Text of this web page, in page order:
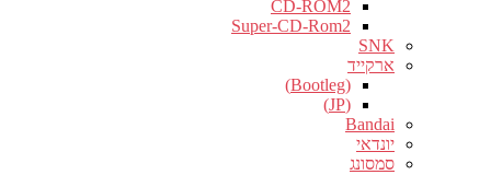
CD-ROM2
Super-CD-Rom2
SNK
ארקייד
(Bootleg)
(JP)
Bandai
יונדאי
סמסונג